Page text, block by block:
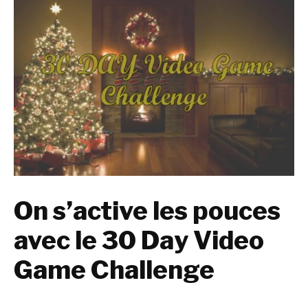
On s’active les pouces
avec le 30 Day Video
Game Challenge